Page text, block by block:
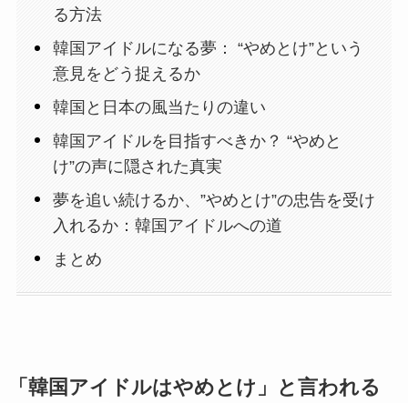
る方法
韓国アイドルになる夢： “やめとけ”という
意見をどう捉えるか
韓国と日本の風当たりの違い
韓国アイドルを目指すべきか？ “やめと
け”の声に隠された真実
夢を追い続けるか、”やめとけ”の忠告を受け
入れるか：韓国アイドルへの道
まとめ
「韓国アイドルはやめとけ」と言われる